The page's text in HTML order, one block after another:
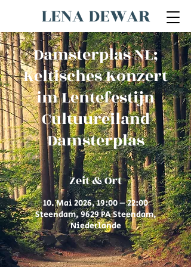
LENA DEWAR
Damsterplas NL;
Keltisches Konzert
im Lentefestijn
Cultuureiland
Damsterplas
Zeit & Ort
10. Mai 2026, 19:00 – 22:00
Steendam, 9629 PA Steendam,
Niederlande